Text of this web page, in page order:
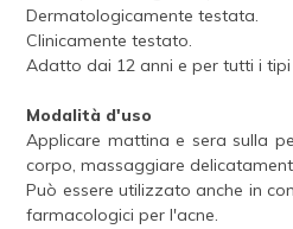
Dermatologicamente testata.
Clinicamente testato.
Adatto dai 12 anni e per tutti i
Modalità d'uso
Applicare mattina e sera sulla
corpo, massaggiare
Può essere utilizzato anche in
farmacologici per l'acne.